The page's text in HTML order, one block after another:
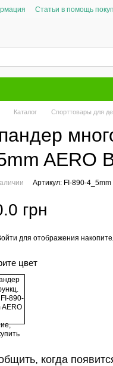
Статьи в помощь
Каталог Спорттовары для
AERO
Артикул: FI-890-4_5mm
грн
для отображения
цвет
когда